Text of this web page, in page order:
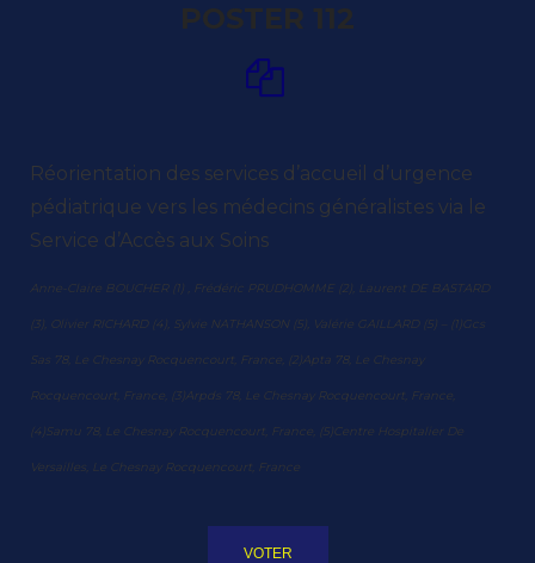
POSTER 112
Réorientation des services d’accueil d’urgence
pédiatrique vers les médecins généralistes via le
Service d’Accès aux Soins
Anne-Claire BOUCHER (1) , Frédéric PRUDHOMME (2), Laurent DE BASTARD
(3), Olivier RICHARD (4), Sylvie NATHANSON (5), Valérie GAILLARD (5) – (1)Gcs
Sas 78, Le Chesnay Rocquencourt, France, (2)Apta 78, Le Chesnay
Rocquencourt, France, (3)Arpds 78, Le Chesnay Rocquencourt, France,
(4)Samu 78, Le Chesnay Rocquencourt, France, (5)Centre Hospitalier De
Versailles, Le Chesnay Rocquencourt, France
VOTER